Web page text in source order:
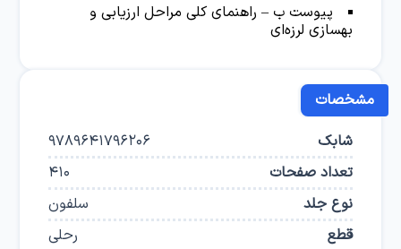
پیوست ب – راهنمای کلی مراحل ارزیابی و
بهسازی لرزه‌ای
مشخصات
شابک
9789641796206
تعداد صفحات
410
نوع جلد
سلفون
قطع
رحلی